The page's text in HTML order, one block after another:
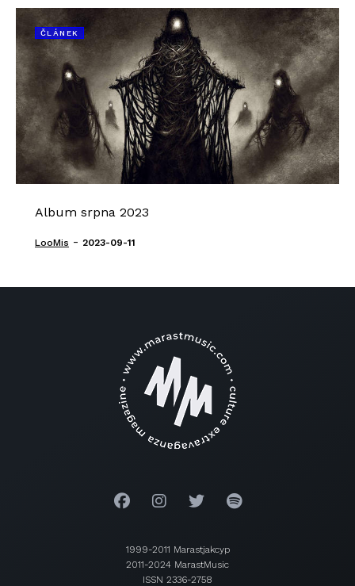
ČLÁNEK
Album srpna 2023
LooMis - 2023-09-11
1999-2011 Marastjakcyp
2011-2024 MarastMusic
ISSN 2336-2758